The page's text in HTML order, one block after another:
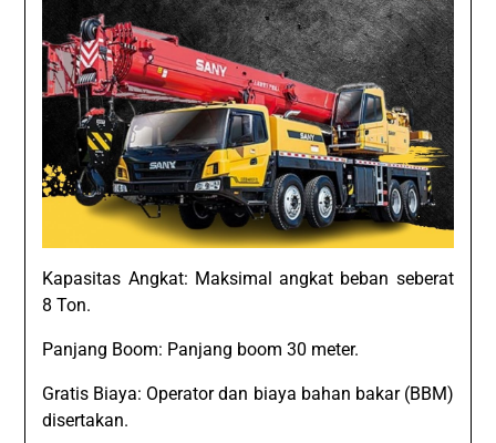
Kapasitas Angkat: Maksimal angkat beban seberat
8 Ton.
Panjang Boom: Panjang boom 30 meter.
Gratis Biaya: Operator dan biaya bahan bakar (BBM)
disertakan.